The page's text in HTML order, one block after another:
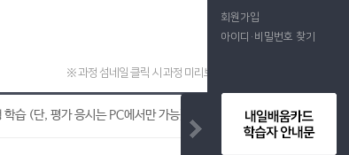
※ 과정 섬네일 클릭 시 과정 미리보기가 가능합니다.
학습 (단, 평가 응시는 PC에서만 가능)
회원가입
아이디·비밀번호 찾기